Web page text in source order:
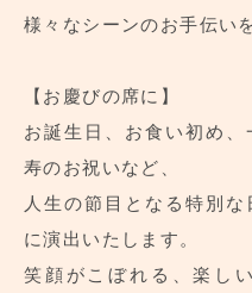
様々なシーンのお手伝い
【お慶びの席に】
お誕生日、お食い初め
寿のお祝いなど、
人生の節目となる特別
に演出いたします。
笑顔がこぼれる、楽し